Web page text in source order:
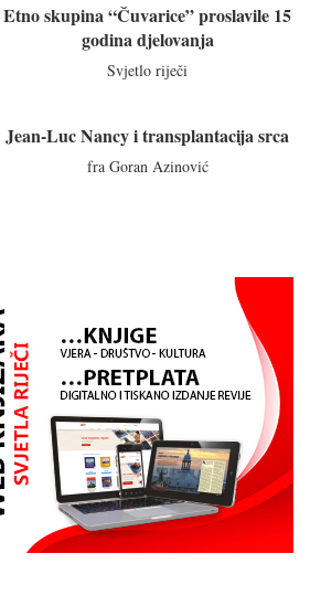
Etno skupina “Čuvarice” proslavile 15
godina djelovanja
Svjetlo riječi
Jean-Luc Nancy i transplantacija srca
fra Goran Azinović